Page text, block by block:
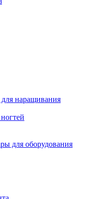
наращивания
для оборудования